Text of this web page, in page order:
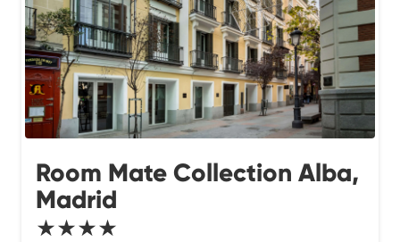
Room Mate Collection Alba,
Madrid
★★★★